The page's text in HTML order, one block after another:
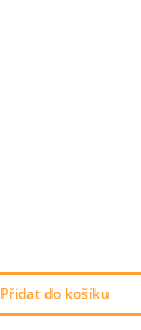
Přidat do košíku